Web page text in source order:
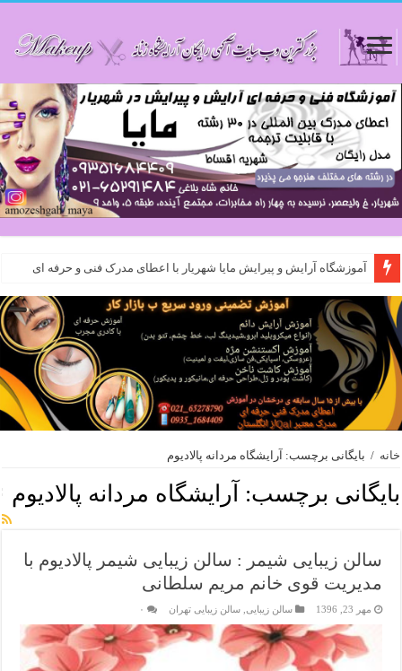
آموزشگاه آرایش و پیرایش مایا شهریار با اعطای مدرک فنی و حرفه ای
خانه / بایگانی برچسب: آرايشگاه مردانه پالاديوم
بایگانی برچسب: آرايشگاه مردانه پالاديوم
سالن زیبایی شیمر : سالن زیبایی شیمر پالادیوم با
مدیریت قوی خانم مریم سلطانی
مهر 23, 1396 سالن زیبایی ,سالن زیبایی تهران ۰